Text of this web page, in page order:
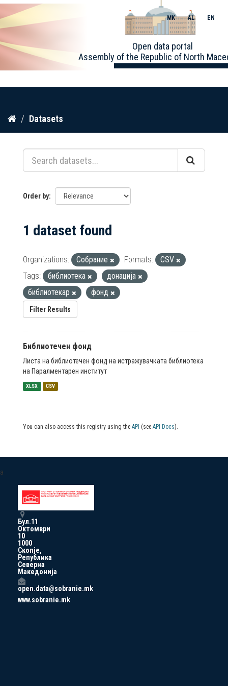
Skip
content
Open data portal
Assembly of the Republic of North
MK AL EN
Datasets
Order by
1 dataset found
Organizations: Собрание Formats:
CSV
Tags:
библиотека
донација
библиотекар
фонд
Filter Results
Библиотечен фонд
Листа на библиотечен фонд на истражувачката библиотека
на Паралментарен институт
XLSX CSV
You can also access this registry using the API (see API Docs).
a
Бул.11
Октомври
10
1000
Скопје,
Република
Северна
Македонија
open.data@sobranie.mk
www.sobranie.mk